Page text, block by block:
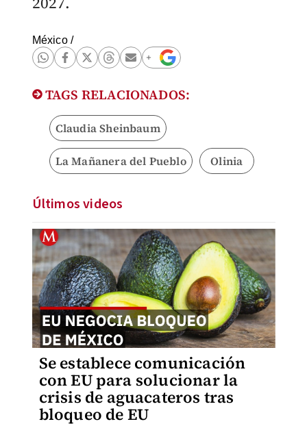
México/
TAGS RELACIONADOS:
Claudia Sheinbaum
La Mañanera del Pueblo Olinia
Últimos videos
Se establece comunicación
con EU para solucionar la
crisis de aguacateros tras
bloqueo de EU